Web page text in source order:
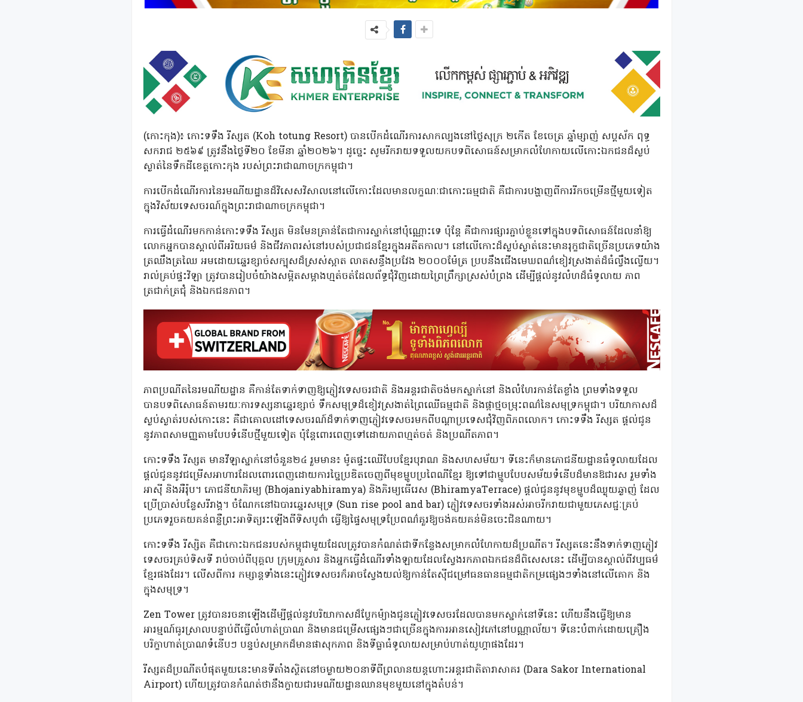
(កោះកុង)៖ កោះទទឹង រីស្សត (Koh totung Resort) បានបើកដំណើរការសាកល្បងនៅថ្ងៃសុក្រ ២កើត ខែចេត្រ ឆ្នាំម្សាញ់ សប្តស័ក ពុទ្ធ
សករាជ ២៥៦៩ ត្រូវនឹងថ្ងៃទី២០ ខែមីនា ឆ្នាំ២០២៦។ ដូច្នេះ សូមរីករាយទទួលយកបទពិសោធន៍សម្រាកលំហែកាយលើកោះឯកជនដ៏ស្ងប់
ស្ងាត់នៃទឹកដីខេត្តកោះកុង របស់ព្រះរាជាណាចក្រកម្ពុជា។
ការបើកដំណើរការនៃរមណីយដ្ឋានដ៏វិសេសវិសាលនៅលើកោះដែលមានលក្ខណៈជាកោះធម្មជាតិ គឺជាការបង្ហាញពីការរីកចម្រើនថ្មីមួយទៀត
ក្នុងវិស័យទេសចរណ៍ក្នុងព្រះរាជាណាចក្រកម្ពុជា។
ការធ្វើដំណើរមកកាន់កោះទទឹង រីស្សត មិនមែនគ្រាន់តែជាការស្នាក់នៅប៉ុណ្ណោះទេ ប៉ុន្តែ គឺជាការផ្សារភ្ជាប់ខ្លួនទៅក្នុងបទពិសោធន៍ដែលនាំឱ្យ
លោកអ្នកបានស្គាល់ពីអរិយធម៌ និងជីវភាពរស់នៅរបស់ប្រជាជនខ្មែរក្នុងអតីតកាល។ នៅលើកោះដ៏ស្ងប់ស្ងាត់នេះមានរុក្ខជាតិច្រើនប្រភេទយ៉ាង
ត្រឈឹងត្រឈៃ អមដោយឆ្នេរខ្សាច់សក្បុសដ៏ស្រស់ស្អាត លាតសន្ធឹងប្រវែង ២០០០ម៉ែត្រ ប្របនឹងជើងមេឃពណ៌ខៀវស្រងាត់ដ៏ធំល្វឹងល្វើយ។
រាល់គ្រប់ផ្ទះវិឡា ត្រូវបានរៀបចំយ៉ាងសម្អិតសម្អាងហ្មត់ចត់ដែលព័ទ្ធជុំវិញដោយព្រៃព្រឹក្សាស្រស់បំព្រង ដើម្បីផ្តល់នូវលំហដ៏ធំទូលាយ ភាព
ត្រជាក់ត្រជុំ និងឯកជនភាព។
ភាពប្រណីតនៃរមណីយដ្ឋាន គឺកាន់តែទាក់ទាញឱ្យភ្ញៀវទេសចរជាតិ និងអន្តរជាតិចង់មកស្នាក់នៅ និងលំហែរកាន់តែខ្លាំង ព្រមទាំងទទួល
បានបទពិសោធន៍តាមរយៈការទស្សនាឆ្នេរខ្សាច់ ទឹកសមុទ្រដ៏ខៀវស្រងាត់ព្រៃឈើធម្មជាតិ និងផ្កាថ្មចម្រុះពណ៌នៃសមុទ្រកម្ពុជា។ បរិយាកាសដ៏
ស្ងប់ស្ងាត់របស់កោះនេះ គឺជាគោលដៅទេសចរណ៍ដ៏ទាក់ទាញភ្ញៀវទេសចរមកពីបណ្តាប្រទេសជុំវិញពិភពលោក។ កោះទទឹង រីស្សត ផ្តល់ជូន
នូវភាពសាមញ្ញតាមបែបទំនើបថ្មីមួយទៀត ប៉ុន្តែពោរពេញទៅដោយភាពហ្មត់ចត់ និងប្រណីតភាព។
កោះទទឹង រីស្សត មានវីឡាស្នាក់នៅចំនួន២៤ រួមមាន៖ ម៉ូតផ្ទះឈើបែបខ្មែរបុរាណ និងសហសម័យ។ ទីនេះក៏មានភោជនីយដ្ឋានធំទូលាយដែល
ផ្តល់ជូននូវជម្រើសអាហារដែលពោរពេញដោយការច្នៃប្រឌិតចេញពីមុខម្ហូបប្រពៃណីខ្មែរ ឱ្យទៅជាម្ហូបបែបសម័យទំនើបដ៏មានឱជារស រួមទាំង
អាស៊ី និងអឺរ៉ុប។ ភោជនីយាភិរម្យ (Bhojaniyabhiramya) និងភិរម្យធើរេស (BhiramyaTerrace) ផ្តល់ជូននូវមុខម្ហូបដ៏ឈ្ងុយឆ្ងាញ់ ដែល
ប្រើប្រាស់បន្លែសរីរាង្គ។ ចំណែកនៅឯបារឆ្នេរសមុទ្រ (Sun rise pool and bar) ភ្ញៀវទេសចរទាំងអស់អាចរីករាយជាមួយភេសជ្ជៈគ្រប់
ប្រភេទរួចគយគន់ពន្លឺព្រះអាទិត្យរះឡើងពីទិសបូព៌ា ធ្វើឱ្យផ្ទៃសមុទ្រប្រែពណ៌គួរឱ្យចង់គយគន់មិនចេះជិនណាយ។
កោះទទឹង រីស្សិត គឺជាកោះឯកជនរបស់កម្ពុជាមួយដែលត្រូវបានកំណត់ជាទីកន្លែងសម្រាកលំហែកាយដ៏ប្រណីត។ រីស្សតនេះនឹងទាក់ទាញភ្ញៀវ
ទេសចរគ្រប់ទិសទី រាប់ចាប់ពីបុគ្គល ក្រុមគ្រួសារ និងអ្នកធ្វើដំណើរទាំងឡាយដែលស្វែងរកភាពឯកជនដ៏ពិសេសនេះ ដើម្បីបានស្គាល់ពីវប្បធម៌
ខ្មែរផងដែរ។ លើសពីការ កម្សាន្តទាំងនេះភ្ញៀវទេសចរក៏អាចស្វែងយល់ឱ្យកាន់តែស៊ីជម្រៅធនធានធម្មជាតិកម្រផ្សេងៗទាំងនៅលើគោក និង
ក្នុងសមុទ្រ។
Zen Tower ត្រូវបានរចនាឡើងដើម្បីផ្តល់នូវបរិយាកាសដ៏ប្លែកម៉្យាងជូនភ្ញៀវទេសចរដែលបានមកស្នាក់នៅទីនេះ ហើយនឹងធ្វើឱ្យមាន
អារម្មណ៍ធូរស្រាលបន្ទាប់ពីធ្វើលំហាត់ប្រាណ និងមានជម្រើសផ្សេងៗជាច្រើនក្នុងការអានសៀវភៅនៅបណ្ណាល័យ។ ទីនេះបំពាក់ដោយគ្រឿង
បរិក្ខាហាត់ប្រាណទំនើបៗ បន្ទប់សម្រាកដ៏មានផាសុកភាព និងទីធ្លាធំទូលាយសម្រាប់ហាត់យូហ្គាផងដែរ។
រីស្សតដ៏ប្រណីតបំផុតមួយនេះមានទីតាំងស្ថិតនៅចម្ងាយ២០នាទីពីព្រលានយន្តហោះអន្តរជាតិតារាសាគរ (Dara Sakor International
Airport) ហើយត្រូវបានកំណត់ថានឹងក្លាយជារមណីយដ្ឋានឈានមុខមួយនៅក្នុងតំបន់។